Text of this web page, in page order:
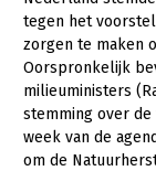
Platteland
Mens,
Sectoren
tegen het
zorgen te maken
Oorspronkelijk
milieuministers
stemming over
week van de
om de